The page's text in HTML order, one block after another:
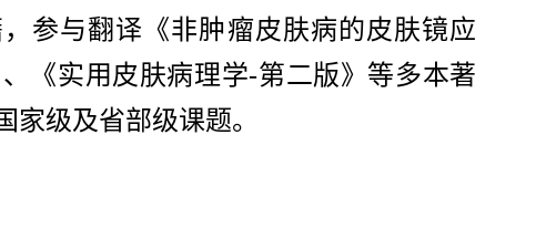
参与翻译《非肿瘤皮肤病的皮肤镜应
《实用皮肤病理学-第二版》等多本著
级及省部级课题。